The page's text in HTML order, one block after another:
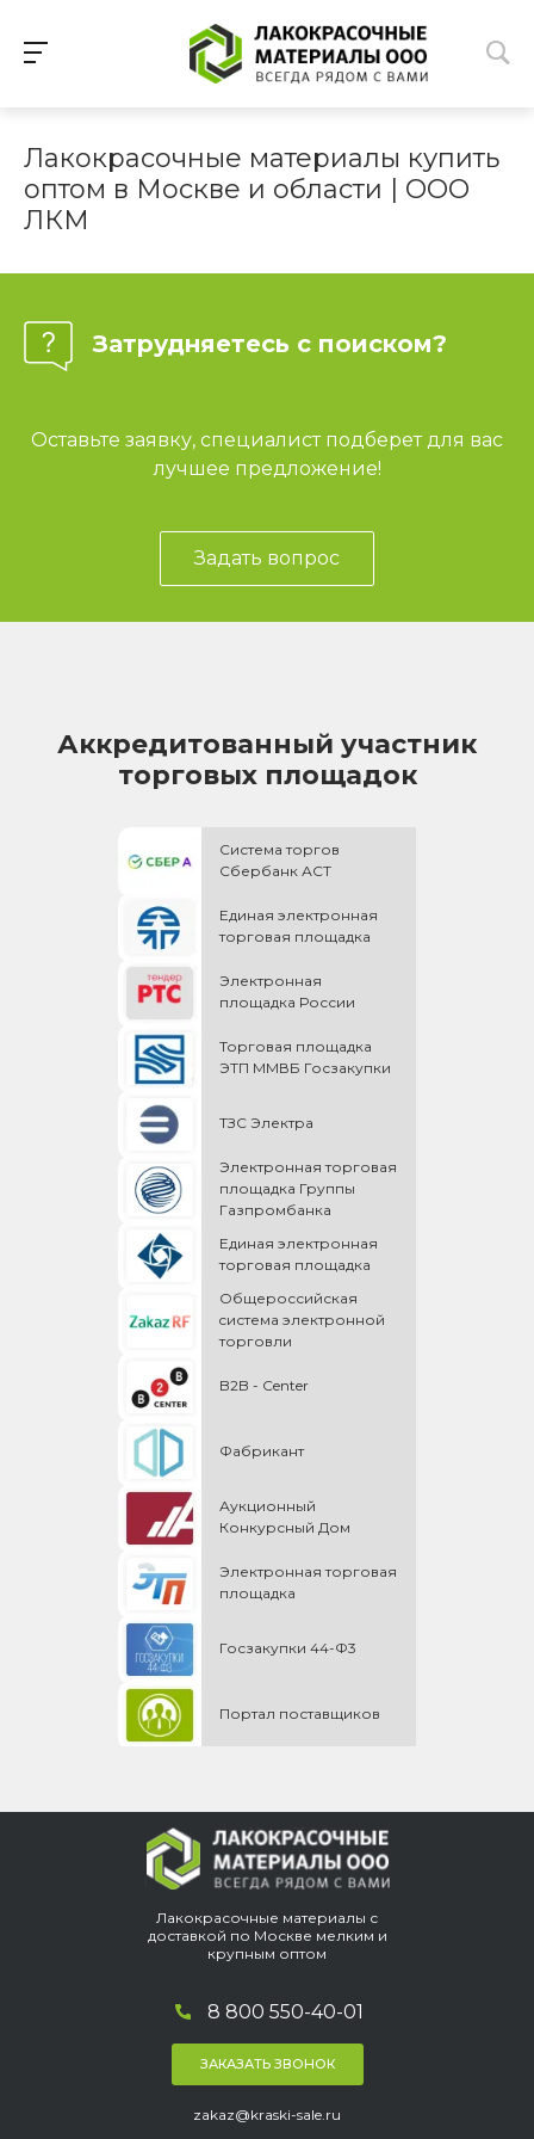
Лакокрасочные материалы купить
оптом в Москве и области | ООО
ЛКМ
Затрудняетесь с поиском?
Оставьте заявку, специалист подберет для вас
лучшее предложение!
Задать вопрос
Аккредитованный участник
торговых площадок
Система торгов
Сбербанк АСТ
Единая электронная
торговая площадка
Электронная
площадка России
Торговая площадка
ЭТП ММВБ Госзакупки
ТЗС Электра
Электронная торговая
площадка Группы
Газпромбанка
Единая электронная
торговая площадка
Общероссийская
cистема электронной
торговли
B2B - Center
Фабрикант
Аукционный
Конкурсный Дом
Электронная торговая
площадка
Госзакупки 44-Ф3
Портал поставщиков
Лакокрасочные материалы с
доставкой по Москве мелким и
крупным оптом
8 800 550-40-01
ЗАКАЗАТЬ ЗВОНОК
zakaz@kraski-sale.ru